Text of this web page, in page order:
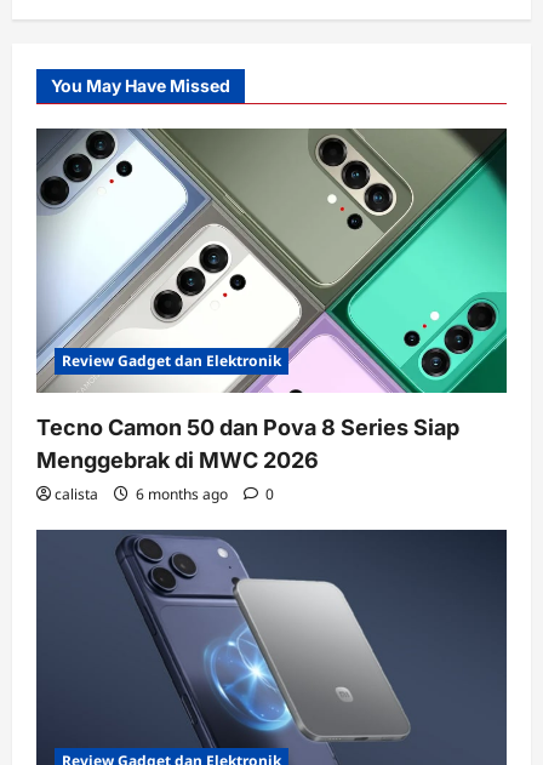
You May Have Missed
Review Gadget dan Elektronik
Tecno Camon 50 dan Pova 8 Series Siap
Menggebrak di MWC 2026
calista 6 months ago 0